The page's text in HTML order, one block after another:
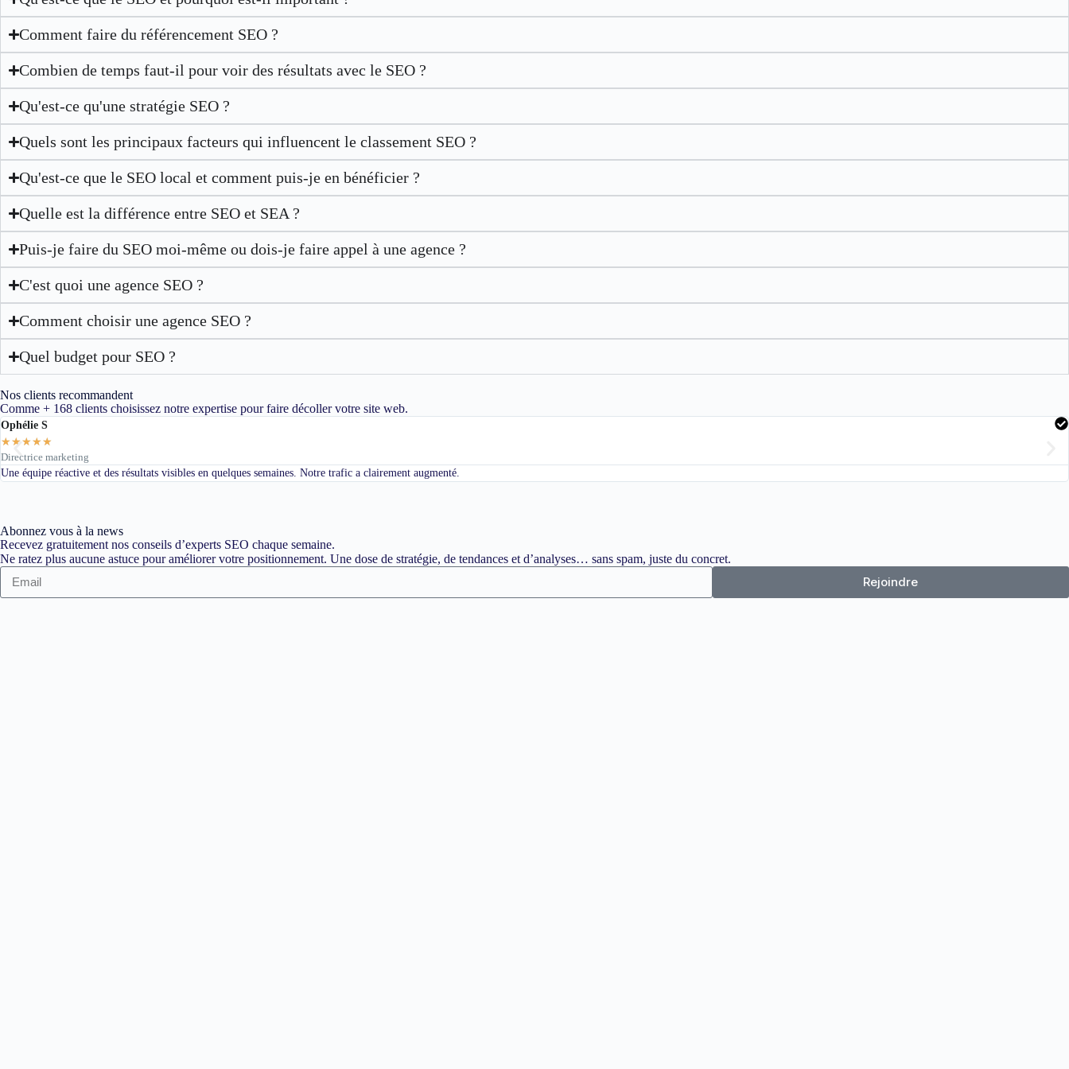
Comment faire du référencement SEO ?
Combien de temps faut-il pour voir des résultats avec le SEO ?
Qu'est-ce qu'une stratégie SEO ?
Quels sont les principaux facteurs qui influencent le classement SEO ?
Qu'est-ce que le SEO local et comment puis-je en bénéficier ?
Quelle est la différence entre SEO et SEA ?
Puis-je faire du SEO moi-même ou dois-je faire appel à une agence ?
C'est quoi une agence SEO ?
Comment choisir une agence SEO ?
Quel budget pour SEO ?
Nos clients recommandent
Comme + 168 clients choisissez notre expertise pour faire décoller votre site web.
Ophélie S
★★★★★
Directrice marketing
Une équipe réactive et des résultats visibles en quelques semaines. Notre trafic a clairement augmenté.
Abonnez vous à la news
Recevez gratuitement nos conseils d’experts SEO chaque semaine.
Ne ratez plus aucune astuce pour améliorer votre positionnement. Une dose de stratégie, de tendances et d’analyses… sans spam, juste du concret.
Rejoindre